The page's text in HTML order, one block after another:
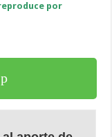
por